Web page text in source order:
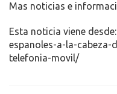
Mas noticias e
Esta noticia viene
espanoles-a-la-cabeza-
telefonia-movil/